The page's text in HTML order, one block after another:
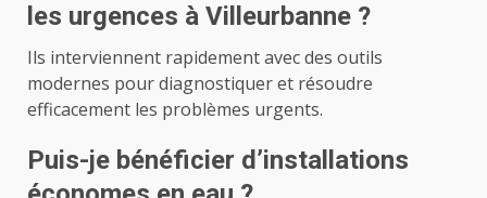
les urgences à Villeurbanne ?
Ils interviennent rapidement avec des outils
modernes pour diagnostiquer et résoudre
efficacement les problèmes urgents.
Puis-je bénéficier d’installations